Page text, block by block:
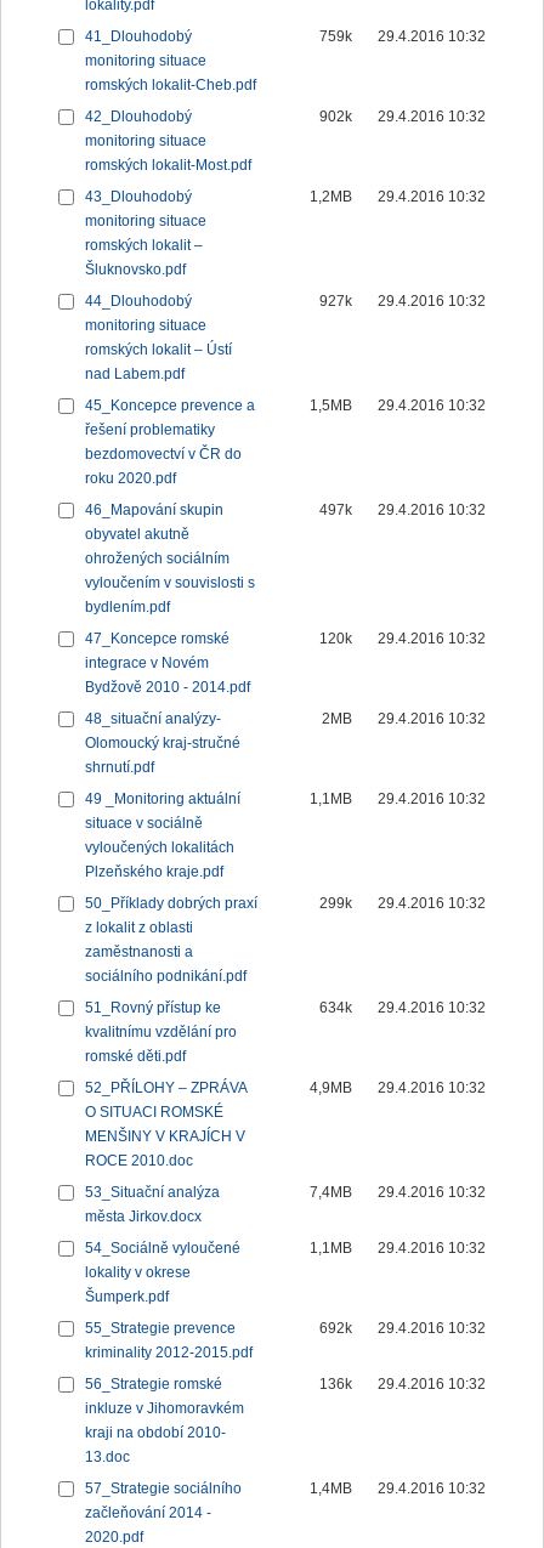
lokality.pdf
41_Dlouhodobý
monitoring situace
romských lokalit-Cheb.pdf
759k 29.4.2016 10:32
42_Dlouhodobý
monitoring situace
romských lokalit-Most.pdf
902k 29.4.2016 10:32
43_Dlouhodobý
monitoring situace
romských lokalit –
Šluknovsko.pdf
1,2MB 29.4.2016 10:32
44_Dlouhodobý
monitoring situace
romských lokalit – Ústí
nad Labem.pdf
927k 29.4.2016 10:32
45_Koncepce prevence a
řešení problematiky
bezdomovectví v ČR do
roku 2020.pdf
1,5MB 29.4.2016 10:32
46_Mapování skupin
obyvatel akutně
ohrožených sociálním
vyloučením v souvislosti s
bydlením.pdf
497k 29.4.2016 10:32
47_Koncepce romské
integrace v Novém
Bydžově 2010 - 2014.pdf
120k 29.4.2016 10:32
48_situační analýzy-
Olomoucký kraj-stručné
shrnutí.pdf
2MB 29.4.2016 10:32
49 _Monitoring aktuální
situace v sociálně
vyloučených lokalitách
Plzeňského kraje.pdf
1,1MB 29.4.2016 10:32
50_Příklady dobrých praxí
z lokalit z oblasti
zaměstnanosti a
sociálního podnikání.pdf
299k 29.4.2016 10:32
51_Rovný přístup ke
kvalitnímu vzdělání pro
romské děti.pdf
634k 29.4.2016 10:32
52_PŘÍLOHY – ZPRÁVA
O SITUACI ROMSKÉ
MENŠINY V KRAJÍCH V
ROCE 2010.doc
4,9MB 29.4.2016 10:32
53_Situační analýza
města Jirkov.docx
7,4MB 29.4.2016 10:32
54_Sociálně vyloučené
lokality v okrese
Šumperk.pdf
1,1MB 29.4.2016 10:32
55_Strategie prevence
kriminality 2012-2015.pdf
692k 29.4.2016 10:32
56_Strategie romské
inkluze v Jihomoravkém
kraji na období 2010-
13.doc
136k 29.4.2016 10:32
57_Strategie sociálního
začleňování 2014 -
2020.pdf
1,4MB 29.4.2016 10:32